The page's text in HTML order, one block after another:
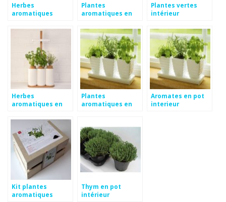
Herbes
aromatiques
Plantes
aromatiques en
Plantes vertes
intérieur
Herbes
aromatiques en
Plantes
aromatiques en
Aromates en pot
interieur
Kit plantes
aromatiques
Thym en pot
intérieur